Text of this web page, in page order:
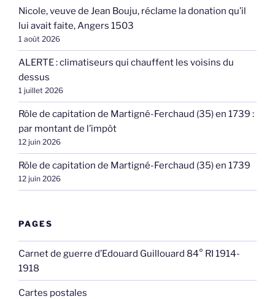
Nicole, veuve de Jean Bouju, réclame la donation qu’il
lui avait faite, Angers 1503
1 août 2026
ALERTE : climatiseurs qui chauffent les voisins du
dessus
1 juillet 2026
Rôle de capitation de Martigné-Ferchaud (35) en 1739 :
par montant de l’impôt
12 juin 2026
Rôle de capitation de Martigné-Ferchaud (35) en 1739
12 juin 2026
PAGES
Carnet de guerre d’Edouard Guillouard 84° RI 1914-
1918
Cartes postales